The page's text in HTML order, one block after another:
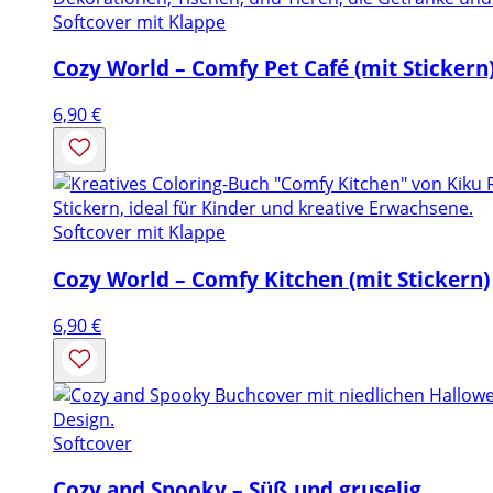
Softcover mit Klappe
Cozy World – Comfy Pet Café (mit
6,90€
Softcover mit Klappe
Cozy World – Comfy Kitchen (mit Stickern)
6,90€
Softcover